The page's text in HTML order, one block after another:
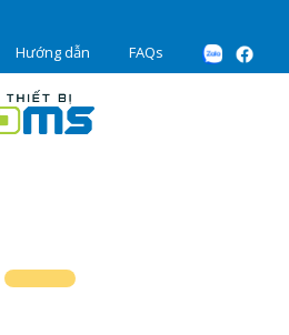
Hướng dẫn FAQs